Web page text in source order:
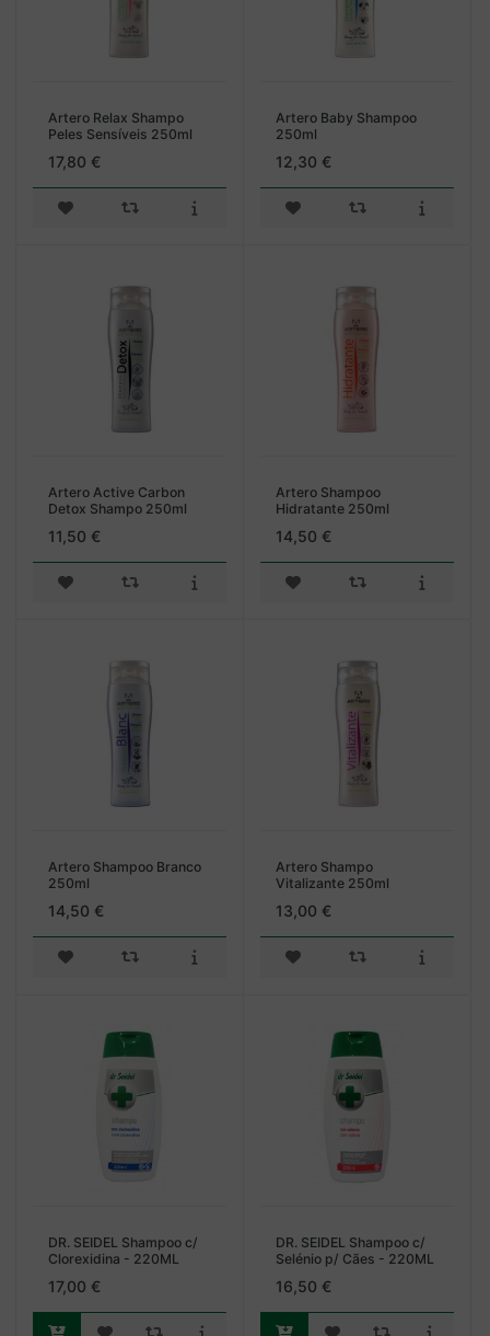
Artero Relax Shampo
Peles Sensíveis 250ml
17,80 €
Artero Baby Shampoo
250ml
12,30 €
Artero Active Carbon
Detox Shampo 250ml
11,50 €
Artero Shampoo
Hidratante 250ml
14,50 €
Artero Shampoo Branco
250ml
14,50 €
Artero Shampo
Vitalizante 250ml
13,00 €
DR. SEIDEL Shampoo c/
Clorexidina - 220ML
17,00 €
DR. SEIDEL Shampoo c/
Selénio p/ Cães - 220ML
16,50 €